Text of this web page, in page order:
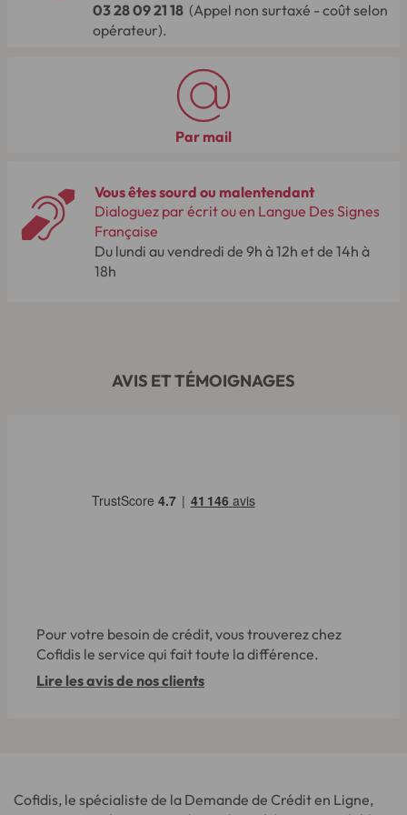
03 28 09 21 18 (Appel non surtaxé - coût selon
opérateur).
Par mail
Vous êtes sourd ou malentendant
Dialoguez par écrit ou en Langue Des Signes
Française
Du lundi au vendredi de 9h à 12h et de 14h à
18h
AVIS ET TÉMOIGNAGES
Pour votre besoin de crédit, vous trouverez chez
Cofidis le service qui fait toute la différence.
Lire les avis de nos clients
Cofidis, le spécialiste de la Demande de Crédit en Ligne,